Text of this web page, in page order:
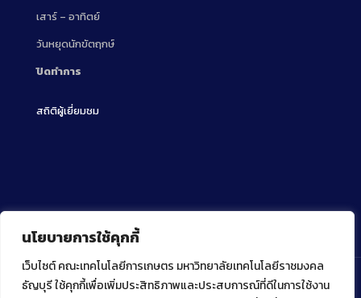
นโยบายการใช้คุกกี้
เว็บไซต์ คณะเทคโนโลยีการเกษตร มหาวิทยาลัยเทคโนโลยีราชมงคล
ธัญบุรี ใช้คุกกี้เพื่อเพิ่มประสิทธิภาพและประสบการณ์ที่ดีในการใช้งาน
เสาร์ – อาทิตย์
วันหยุดนักขัตฤกษ์
ปิดทำการ
สถิติผู้เยี่ยมชม